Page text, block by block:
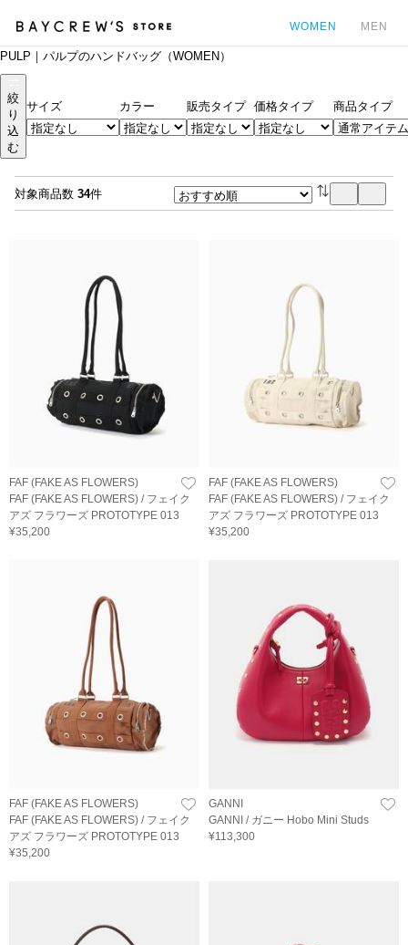
WOMEN MEN
PULP｜パルプのハンドバッグ（WOMEN）
絞
り
込
む
サイズ カラー 販売タイプ 価格タイプ 商品タイプ
対象商品数 34件
FAF (FAKE AS FLOWERS)
FAF (FAKE AS FLOWERS) / フェイク
アズ フラワーズ PROTOTYPE 013
¥35,200
FAF (FAKE AS FLOWERS)
FAF (FAKE AS FLOWERS) / フェイク
アズ フラワーズ PROTOTYPE 013
¥35,200
FAF (FAKE AS FLOWERS)
FAF (FAKE AS FLOWERS) / フェイク
アズ フラワーズ PROTOTYPE 013
¥35,200
GANNI
GANNI / ガニー Hobo Mini Studs
¥113,300